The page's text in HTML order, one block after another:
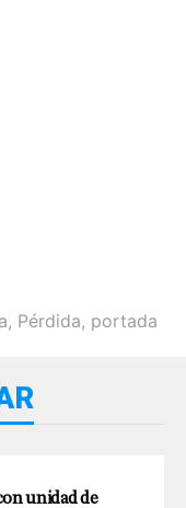
, Pérdida, portada
unidad de